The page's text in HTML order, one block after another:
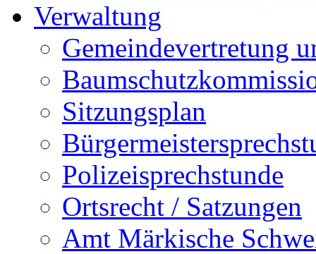
Verwaltung
Gemeindevertretung
Sitzungsplan
Polizeisprechstunde
Ortsrecht / Satzungen
Amt Märkische